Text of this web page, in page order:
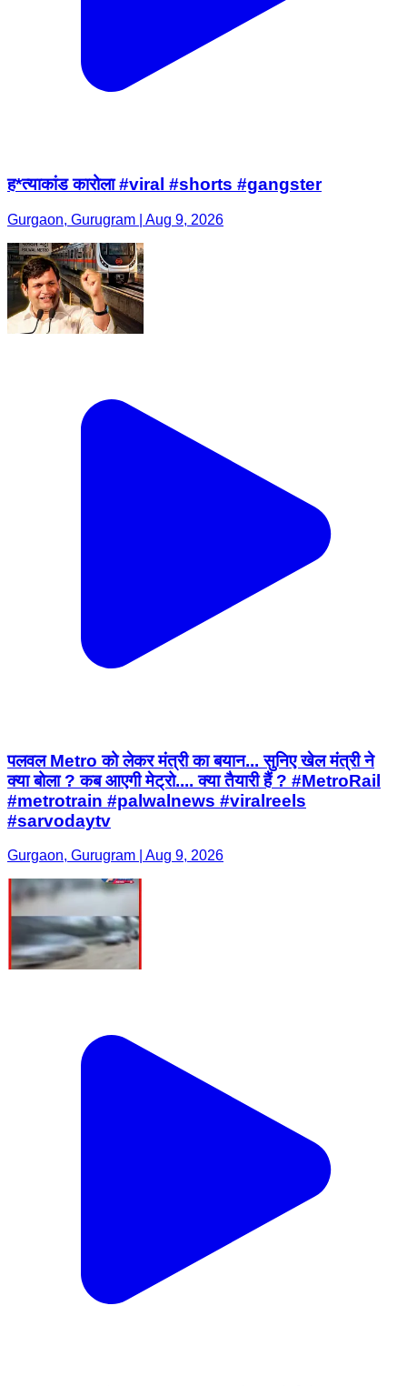
ह*त्याकांड कारोला #viral #shorts #gangster
Gurgaon, Gurugram | Aug 9, 2026
पलवल Metro को लेकर मंत्री का बयान... सुनिए खेल मंत्री ने
क्या बोला ? कब आएगी मेट्रो.... क्या तैयारी हैं ? #MetroRail
#metrotrain #palwalnews #viralreels
#sarvodaytv
Gurgaon, Gurugram | Aug 9, 2026